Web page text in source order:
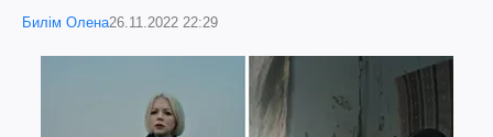
Билім Олена26.11.2022 22:29